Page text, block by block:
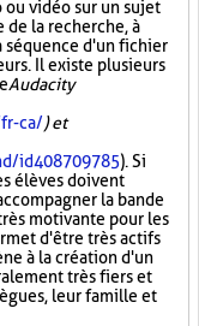
ou vidéo sur un sujet
de la recherche, à
séquence d'un fichier
Il existe plusieurs
Audacity
ca/) et
id408709785). Si
élèves doivent
la bande
motivante pour les
d'être très actifs
à la création d'un
très fiers et
leur famille et